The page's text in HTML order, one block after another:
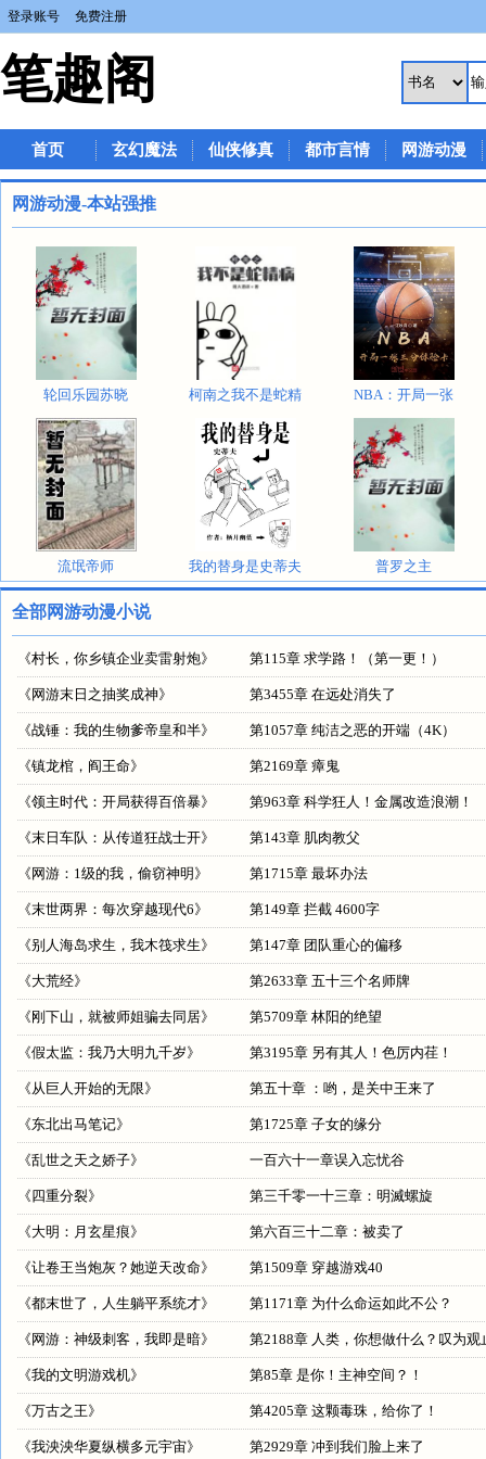
登录账号 免费注册
笔趣阁
首页 玄幻魔法 仙侠修真 都市言情 网游动漫
网游动漫-本站强推
轮回乐园苏晓 柯南之我不是蛇精 NBA：开局一张
流氓帝师 我的替身是史蒂夫 普罗之主
全部网游动漫小说
《村长，你乡镇企业卖雷射炮》 第115章 求学路！（第一更！）
《 网游末日之抽奖成神》 第3455章 在远处消失了
《战锤：我的生物爹帝皇和半》 第1057章 纯洁之恶的开端（4K）
《镇龙棺，阎王命》 第2169章 瘴鬼
《领主时代：开局获得百倍暴》 第963章 科学狂人！金属改造浪潮！
《末日车队：从传道狂战士开》 第143章 肌肉教父
《 网游：1级的我，偷窃神明 》 第1715章 最坏办法
《末世两界：每次穿越现代6》 第149章 拦截 4600字
《别人海岛求生，我木筏求生》 第147章 团队重心的偏移
《大荒经》 第2633章 五十三个名师牌
《刚下山，就被师姐骗去同居》 第5709章 林阳的绝望
《假太监：我乃大明九千岁》 第3195章 另有其人！色厉内荏！
《从巨人开始的无限》 第五十章 ：哟，是关中王来了
《东北出马笔记》 第1725章 子女的缘分
《乱世之天之娇子》 一百六十一章误入忘忧谷
《四重分裂》 第三千零一十三章：明滅螺旋
《大明：月玄星痕》 第六百三十二章：被卖了
《让卷王当炮灰？她逆天改命》 第1509章 穿越游戏40
《都末世了，人生躺平系统才》 第1171章 为什么命运如此不公？
《 网游：神级刺客，我即是暗》 第2188章 人类，你想做什么？叹为观
《我的文明游戏机》 第85章 是你！主神空间？！
《万古之王》 第4205章 这颗毒珠，给你了！
《我泱泱华夏纵横多元宇宙》 第2929章 冲到我们脸上来了